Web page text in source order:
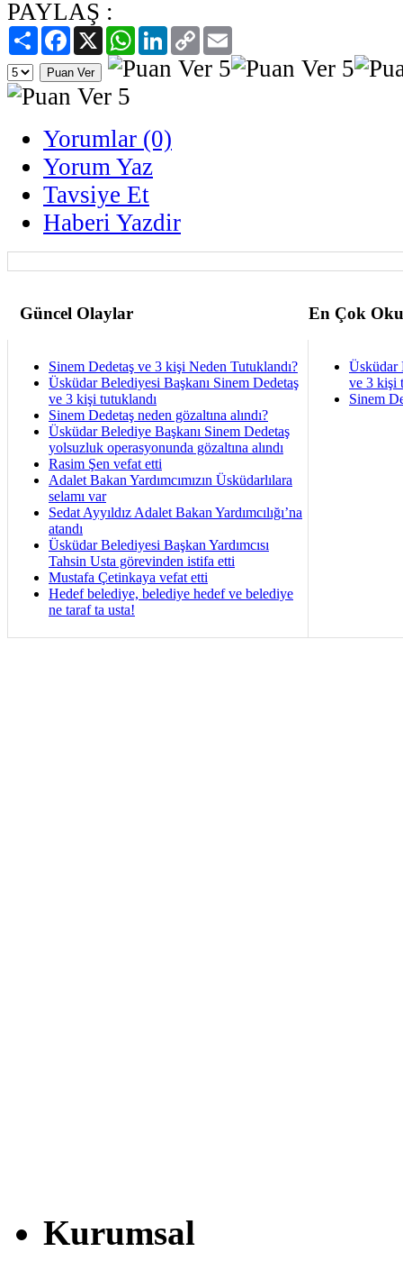
PAYLAŞ :
PaylaşFacebook
X WhatsAppLinkedIn
Copy
Link
Yorumlar (0)
Yorum Yaz
Tavsiye Et
Haberi Yazdir
Güncel Olaylar En Çok
Sinem Dedetaş ve 3 kişi Neden Tutuklandı?
Üsküdar Belediyesi Başkanı Sinem Dedetaş
ve 3 kişi tutuklandı
Sinem Dedetaş neden gözaltına alındı?
Üsküdar Belediye Başkanı Sinem Dedetaş
yolsuzluk operasyonunda gözaltına alındı
Rasim Şen vefat etti
Adalet Bakan Yardımcımızın Üsküdarlılara
selamı var
Sedat Ayyıldız Adalet Bakan Yardımcılığı’na
atandı
Üsküdar Belediyesi Başkan Yardımcısı
Tahsin Usta görevinden istifa etti
Mustafa Çetinkaya vefat etti
Hedef belediye, belediye hedef ve belediye
ne taraf ta usta!
Üsküdar
ve 3 kişi
Sinem
Kurumsal